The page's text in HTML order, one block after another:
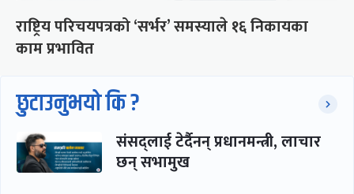
राष्ट्रिय परिचयपत्रको ‘सर्भर’ समस्याले १६ निकायका
काम प्रभावित
छुटाउनुभयो कि ?
संसद्लाई टेर्दैनन् प्रधानमन्त्री, लाचार
छन् सभामुख